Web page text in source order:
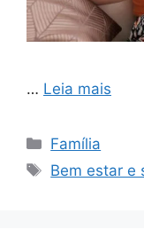
… Leia mais
Categorias
Família
Tags
Bem estar e